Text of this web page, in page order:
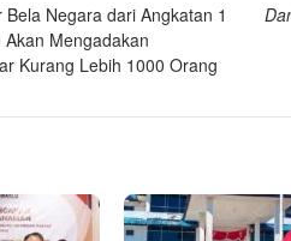
Negara dari Angkatan 1
Mengadakan
Kurang Lebih 1000 Orang